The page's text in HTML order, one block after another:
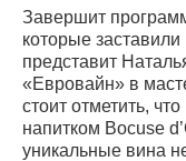
Завершит
которые
представит
«Евровайн» в
стоит отметить,
напитком Bocuse
уникальные вина